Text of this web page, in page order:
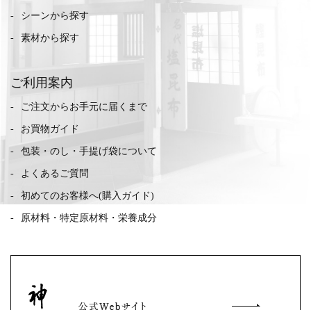
シーンから探す
素材から探す
ご利用案内
ご注文からお手元に届くまで
お買物ガイド
包装・のし・手提げ袋について
よくあるご質問
初めてのお客様へ(購入ガイド)
原材料・特定原材料・栄養成分